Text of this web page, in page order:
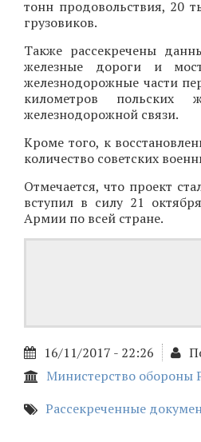
тонн продовольствия, 20
грузовиков.
Также рассекречены
железные дороги и
железнодорожные части
километров польских
железнодорожной связи.
Кроме того, к
количество советских
Отмечается, что проект
вступил в силу 21
Армии по всей стране.
16/11/2017 - 22:26
Министерство
Рассекреченные